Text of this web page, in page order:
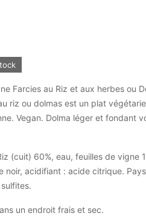
Farcies au Riz et aux herbes ou
riz ou dolmas est un plat
Vegan. Dolma léger et fondant
(cuit) 60%, eau, feuilles de vigne
noir, acidifiant : acide citrique.
un endroit frais et sec.